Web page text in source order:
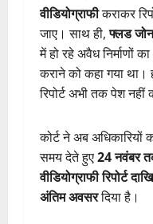
वीडियोग्राफीकराकर
जाए। साथ ही,फ्लड जोन
में हो रहे अवैध निर्माणों का
कराने को कहा गया था।
रिपोर्ट अभी तक पेश नहीं
कोर्ट ने अब अधिकारियों
समय देते हुए24 नवंबर
वीडियोग्राफी रिपोर्ट
अंतिम अवसरदिया है।